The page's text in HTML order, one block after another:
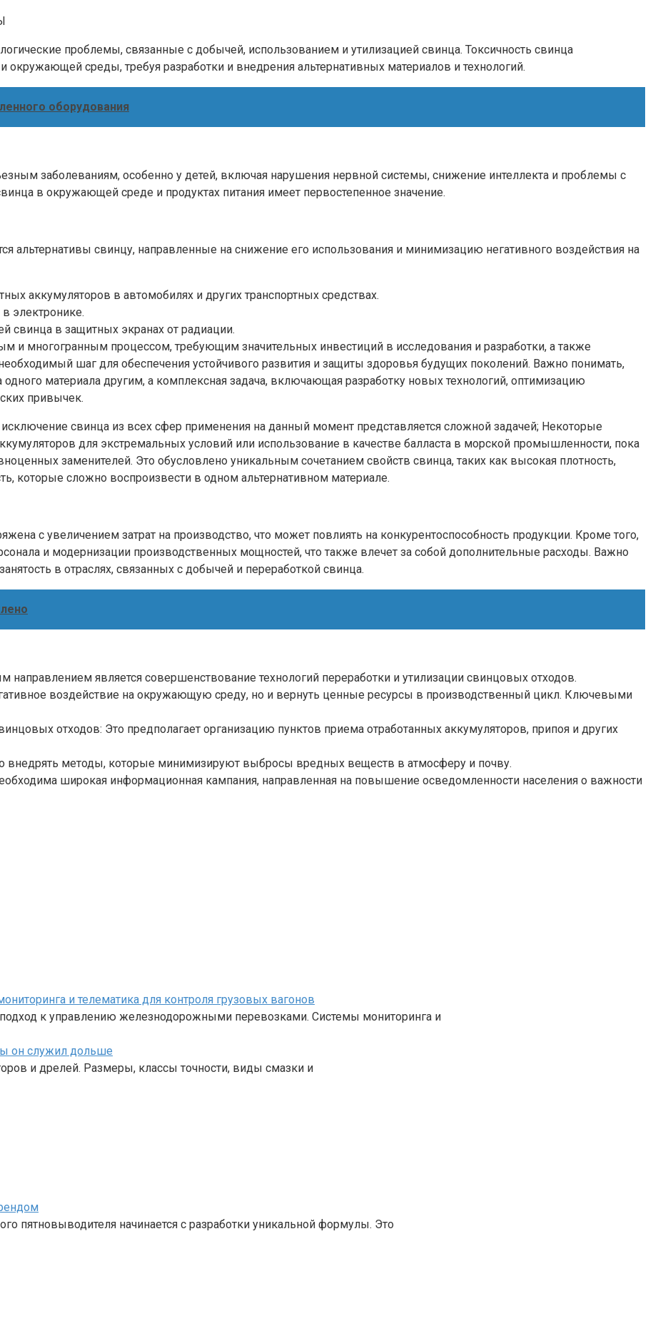
проблемы, связанные с добычей, использованием и утилизацией свинца. Токсичность свинца
окружающей среды, требуя разработки и внедрения альтернативных материалов и технологий.
оборудования
заболеваниям, особенно у детей, включая нарушения нервной системы, снижение интеллекта и проблемы с
в окружающей среде и продуктах питания имеет первостепенное значение.
альтернативы свинцу, направленные на снижение его использования и минимизацию негативного воздействия на
аккумуляторов в автомобилях и других транспортных средствах.
электронике.
свинца в защитных экранах от радиации.
и многогранным процессом, требующим значительных инвестиций в исследования и разработки, а также
шаг для обеспечения устойчивого развития и защиты здоровья будущих поколений. Важно понимать,
одного материала другим, а комплексная задача, включающая разработку новых технологий, оптимизацию
привычек.
исключение свинца из всех сфер применения на данный момент представляется сложной задачей; Некоторые
для экстремальных условий или использование в качестве балласта в морской промышленности, пока
заменителей. Это обусловлено уникальным сочетанием свойств свинца, таких как высокая плотность,
которые сложно воспроизвести в одном альтернативном материале.
с увеличением затрат на производство, что может повлиять на конкурентоспособность продукции. Кроме того,
и модернизации производственных мощностей, что также влечет за собой дополнительные расходы. Важно
в отраслях, связанных с добычей и переработкой свинца.
является совершенствование технологий переработки и утилизации свинцовых отходов.
воздействие на окружающую среду, но и вернуть ценные ресурсы в производственный цикл. Ключевыми
отходов: Это предполагает организацию пунктов приема отработанных аккумуляторов, припоя и других
внедрять методы, которые минимизируют выбросы вредных веществ в атмосферу и почву.
широкая информационная кампания, направленная на повышение осведомленности населения о важности
и телематика для контроля грузовых вагонов
к управлению железнодорожными перевозками. Системы мониторинга и
он служил дольше
и дрелей. Размеры, классы точности, виды смазки и
пятновыводителя начинается с разработки уникальной формулы. Это